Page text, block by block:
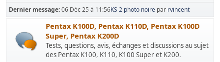
Dernier message:06 Déc 25 à 11:56KS 2 photo noire par rvincent
Pentax K100D, Pentax K110D, Pentax K100D
Super, Pentax K200D
Tests, questions, avis, échanges et discussions au sujet
des Pentax K100, K110, K100 Super et K200.